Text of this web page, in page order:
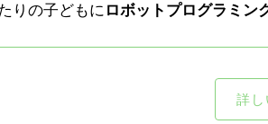
りの子どもに ロボットプログラミン
詳し